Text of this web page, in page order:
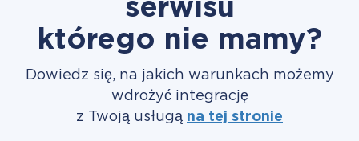
serwisu
którego nie mamy?
Dowiedz się, na jakich warunkach możemy
wdrożyć integrację
z Twoją usługą na tej stronie